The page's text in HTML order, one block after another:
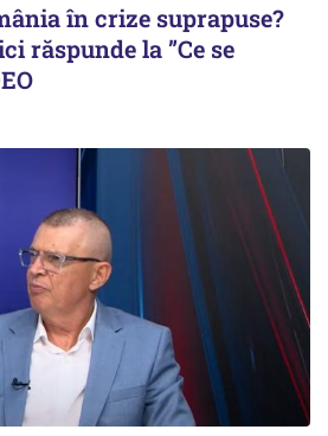
în crize suprapuse?
răspunde la ”Ce se